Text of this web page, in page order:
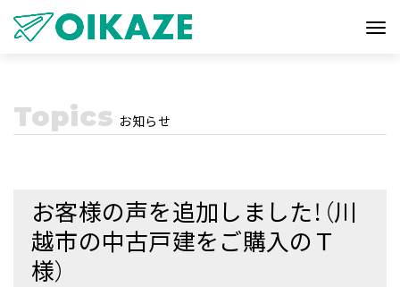
Topics お知らせ
お客様の声を追加しました！（川
越市の中古戸建をご購入のＴ
様）